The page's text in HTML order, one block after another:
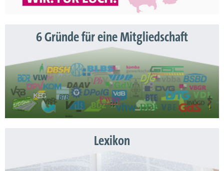
6 Gründe für eine Mitgliedschaft
Lexikon